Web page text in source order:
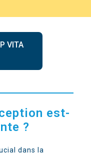
VITA
est-
?
dans la